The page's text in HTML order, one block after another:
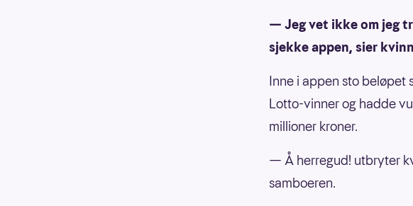
— Jeg vet ikke om jeg
sjekke appen, sier
Inne i appen sto beløpet
Lotto-vinner og hadde
millioner kroner.
— Å herregud! utbryter
samboeren.